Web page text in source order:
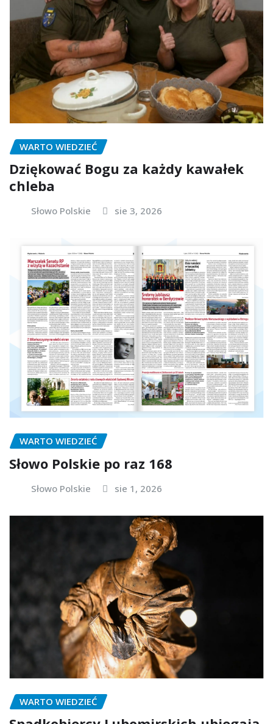
WARTO WIEDZIEĆ
Dziękować Bogu za każdy kawałek
chleba
Słowo Polskie sie 3, 2026
WARTO WIEDZIEĆ
Słowo Polskie po raz 168
Słowo Polskie sie 1, 2026
WARTO WIEDZIEĆ